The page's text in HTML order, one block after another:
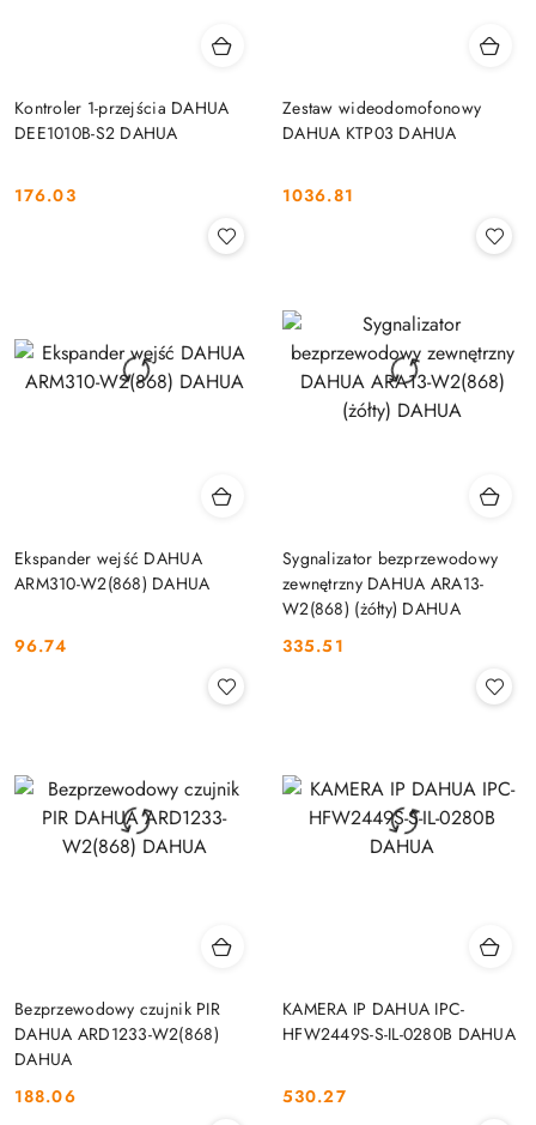
Kontroler 1-przejścia DAHUA
DEE1010B-S2 DAHUA
Cena:
176.03
Zestaw wideodomofonowy
DAHUA KTP03 DAHUA
Cena:
1036.81
Ekspander wejść DAHUA
ARM310-W2(868) DAHUA
Cena:
96.74
Sygnalizator bezprzewodowy
zewnętrzny DAHUA ARA13-
W2(868) (żółty) DAHUA
Cena:
335.51
Bezprzewodowy czujnik PIR
DAHUA ARD1233-W2(868)
DAHUA
Cena:
188.06
KAMERA IP DAHUA IPC-
HFW2449S-S-IL-0280B DAHUA
Cena:
530.27